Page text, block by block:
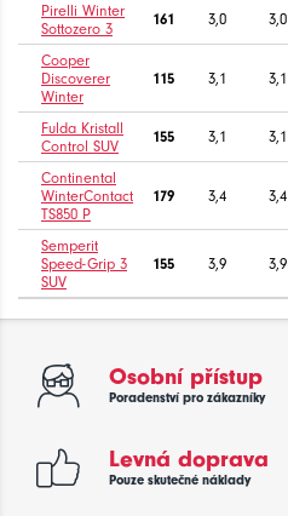
Pirelli Winter
Sottozero 3
161 3,0 3,0
Cooper
Discoverer
Winter
115 3,1 3,1
Fulda Kristall
Control SUV
155 3,1 3,1
Continental
WinterContact
TS850 P
179 3,4 3,4
Semperit
Speed-Grip 3
SUV
155 3,9 3,9
Osobní přístup
Poradenství pro zákazníky
Levná doprava
Pouze skutečné náklady